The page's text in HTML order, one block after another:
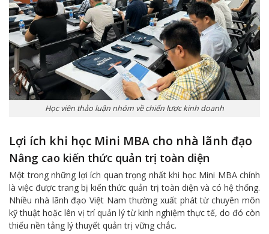
Học viên thảo luận nhóm về chiến lược kinh doanh
Lợi ích khi học Mini MBA cho nhà lãnh đạo
Nâng cao kiến thức quản trị toàn diện
Một trong những lợi ích quan trọng nhất khi học Mini MBA chính
là việc được trang bị kiến thức quản trị toàn diện và có hệ thống.
Nhiều nhà lãnh đạo Việt Nam thường xuất phát từ chuyên môn
kỹ thuật hoặc lên vị trí quản lý từ kinh nghiệm thực tế, do đó còn
thiếu nền tảng lý thuyết quản trị vững chắc.